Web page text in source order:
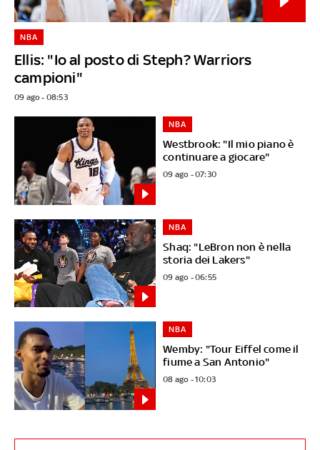
Ellis: "Io al posto di Steph? Warriors
campioni"
NBA
09 ago - 08:53
Westbrook: "Il mio piano è
continuare a giocare"
NBA
09 ago - 07:30
Shaq: "LeBron non è nella
storia dei Lakers"
NBA
09 ago - 06:55
Wemby: "Tour Eiffel come il
fiume a San Antonio"
NBA
08 ago - 10:03